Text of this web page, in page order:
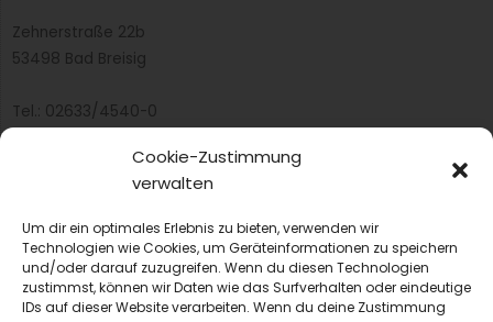
Cookie-Zustimmung
verwalten
Um dir ein optimales Erlebnis zu bieten, verwenden wir
Technologien wie Cookies, um Geräteinformationen zu speichern
und/oder darauf zuzugreifen. Wenn du diesen Technologien
zustimmst, können wir Daten wie das Surfverhalten oder eindeutige
IDs auf dieser Website verarbeiten. Wenn du deine Zustimmung
Zehnerstraße 22b
53498 Bad Breisig
Tel.: 02633/4540-0
infobb@blmedien.de